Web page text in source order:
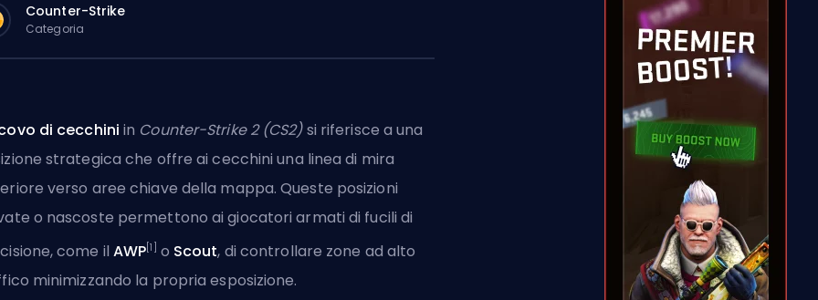
Counter-Strike
Categoria
di cecchini in Counter-Strike 2 (CS2)si riferisce a una
strategica che offre ai cecchini una linea di mira
verso aree chiave della mappa. Queste posizioni
o nascoste permettono ai giocatori armati di fucili di
come ilAWP [1] o Scout, di controllare zone ad alto
minimizzando la propria esposizione.